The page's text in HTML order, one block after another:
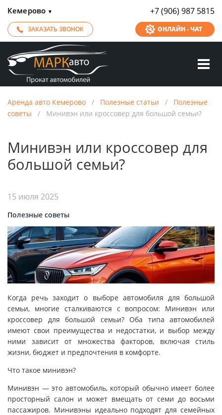
Кемерово ▼ +7 (906) 987 5815
ЗАКАЗАТЬ ЗВОНОК ОНЛАЙН - ЧАТ
Аренда авто Кемерово / Полезные статьи / Полезные
советы / Минивэн или кроссовер для большой семьи?
Минивэн или кроссовер для
большой семьи?
15 июля 2025
Полезные советы
Когда речь заходит о выборе автомобиля для большой
семьи, многие сталкиваются с вопросом: Минивэн или
кроссовер для большой семьи? Оба типа автомобилей
имеют свои преимущества и недостатки, и выбор между
ними зависит от множества факторов, включая стиль
жизни, бюджет и предпочтения в комфорте.
Что такое минивэн?
Минивэн — это автомобиль, который обычно имеет более
просторный салон и может вмещать от семи до восьми
пассажиров. Минивэны идеально подходят для семейных